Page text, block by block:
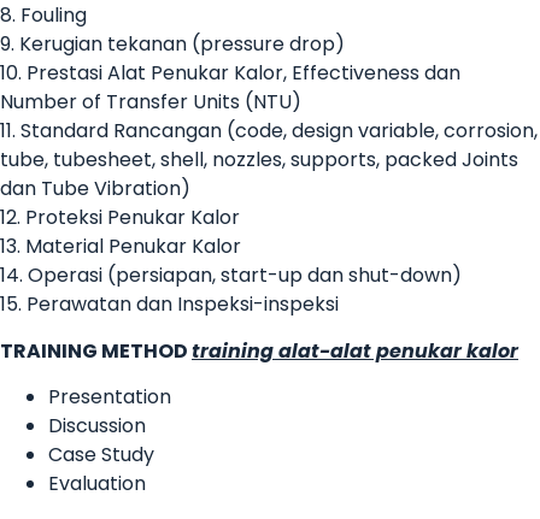
8. Fouling
9. Kerugian tekanan (pressure drop)
10. Prestasi Alat Penukar Kalor, Effectiveness dan
Number of Transfer Units (NTU)
11. Standard Rancangan (code, design variable, corrosion,
tube, tubesheet, shell, nozzles, supports, packed Joints
dan Tube Vibration)
12. Proteksi Penukar Kalor
13. Material Penukar Kalor
14. Operasi (persiapan, start-up dan shut-down)
15. Perawatan dan Inspeksi-inspeksi
TRAINING METHODtraining alat-alat penukar kalor
Presentation
Discussion
Case Study
Evaluation